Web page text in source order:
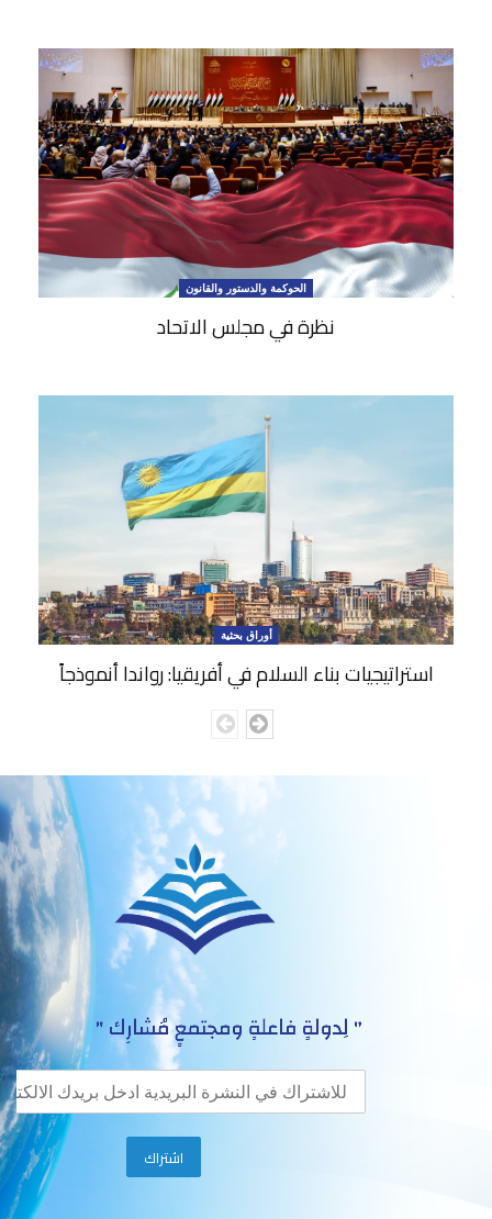
الحوكمة والدستور والقانون
نظرة في مجلس الاتحاد
أوراق بحثية
استراتيجيات بناء السلام في أفريقيا: رواندا أنموذجاً